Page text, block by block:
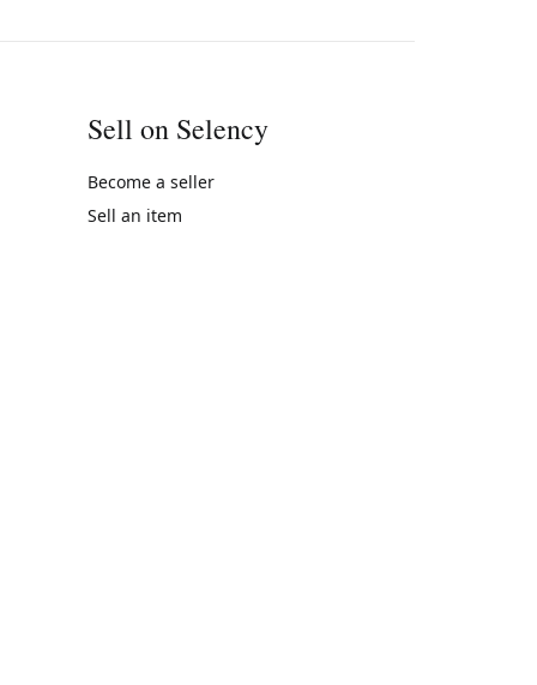
Sell on Selency
Become a seller
Sell an item